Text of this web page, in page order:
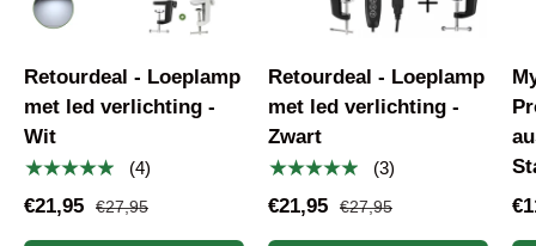
Retourdeal - Loeplamp
met led verlichting -
Wit
★★★★★ (4)
€21,95 €27,95
Retourdeal - Loeplamp
met led verlichting -
Zwart
★★★★★ (3)
€21,95 €27,95